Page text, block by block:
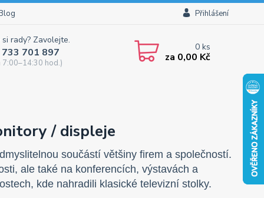
Přihlášení
rady? Zavolejte.
701 897
7:00–14:30 hod.)
0ks
za 0,00 Kč
/ displeje
součástí většiny firem a společností.
ale také na konferencích, výstavách a
kde nahradili klasické televizní stolky.